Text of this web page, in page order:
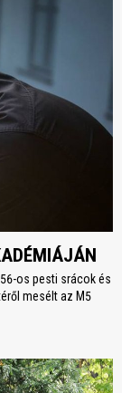
os pesti srácok és
mesélt az M5